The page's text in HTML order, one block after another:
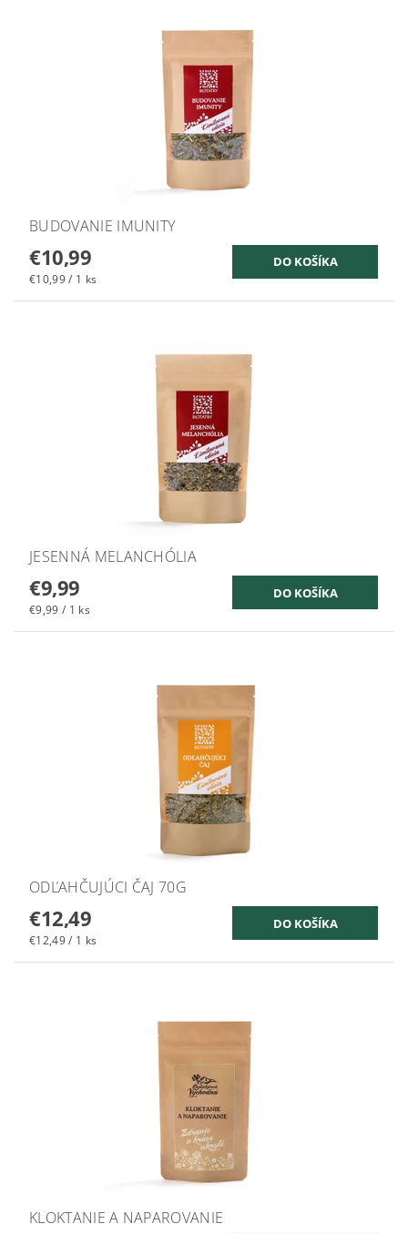
BUDOVANIE IMUNITY
€10,99
€10,99 / 1 ks
JESENNÁ MELANCHÓLIA
€9,99
€9,99 / 1 ks
ODĽAHČUJÚCI ČAJ 70G
€12,49
€12,49 / 1 ks
KLOKTANIE A NAPAROVANIE